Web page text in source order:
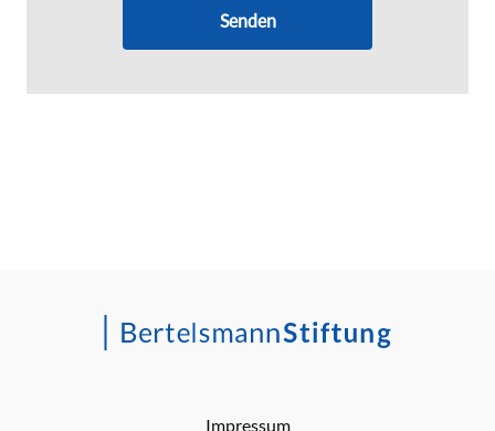
Senden
Impressum